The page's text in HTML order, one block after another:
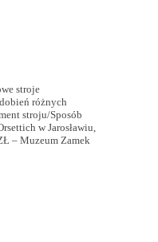
stroje
różnych
stroju/Sposób
w Jarosławiu,
– Muzeum Zamek